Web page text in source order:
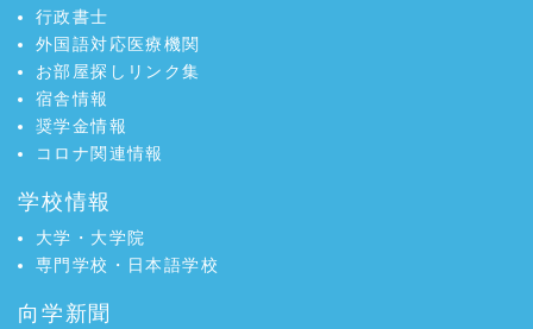
行政書士
外国語対応医療機関
お部屋探しリンク集
宿舎情報
奨学金情報
コロナ関連情報
学校情報
大学・大学院
専門学校・日本語学校
向学新聞